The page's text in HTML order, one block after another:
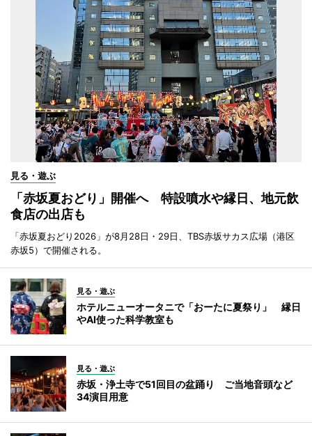
見る・遊ぶ
「赤坂夏おどり」開催へ 特設噴水や縁日、地元飲
食店の出店も
「赤坂夏おどり2026」が8月28日・29日、TBS赤坂サカス広場（港区
赤坂5）で開催される。
見る・遊ぶ
ホテルニューオータニで「おーたに夏祭り」 縁日
やAI使った科学教室も
見る・遊ぶ
赤坂・浄土寺で51回目の盆踊り ご当地音頭など
34演目用意